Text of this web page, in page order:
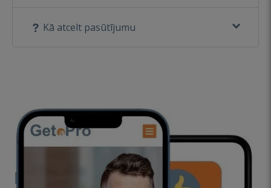
Kā atcelt pasūtījumu